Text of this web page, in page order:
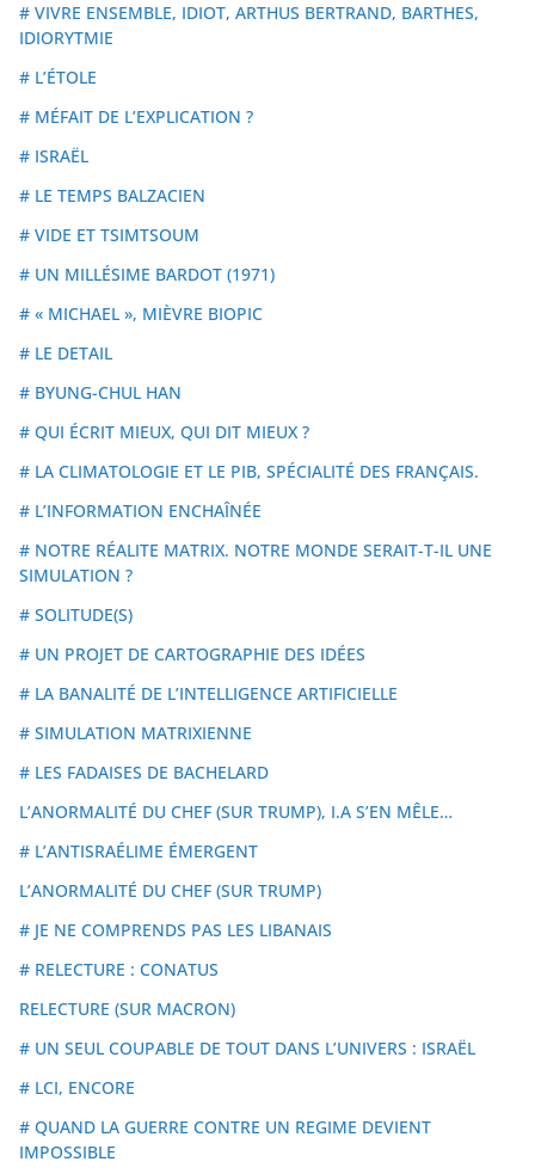
# VIVRE ENSEMBLE, IDIOT, ARTHUS BERTRAND, BARTHES,
IDIORYTMIE
# L’ÉTOLE
# MÉFAIT DE L’EXPLICATION ?
# ISRAËL
# LE TEMPS BALZACIEN
# VIDE ET TSIMTSOUM
# UN MILLÉSIME BARDOT (1971)
# « MICHAEL », MIÈVRE BIOPIC
# LE DETAIL
# BYUNG-CHUL HAN
# QUI ÉCRIT MIEUX, QUI DIT MIEUX ?
# LA CLIMATOLOGIE ET LE PIB, SPÉCIALITÉ DES FRANÇAIS.
# L’INFORMATION ENCHAÎNÉE
# NOTRE RÉALITE MATRIX. NOTRE MONDE SERAIT-T-IL UNE
SIMULATION ?
# SOLITUDE(S)
# UN PROJET DE CARTOGRAPHIE DES IDÉES
# LA BANALITÉ DE L’INTELLIGENCE ARTIFICIELLE
# SIMULATION MATRIXIENNE
# LES FADAISES DE BACHELARD
L’ANORMALITÉ DU CHEF (SUR TRUMP), I.A S’EN MÊLE…
# L’ANTISRAÉLIME ÉMERGENT
L’ANORMALITÉ DU CHEF (SUR TRUMP)
# JE NE COMPRENDS PAS LES LIBANAIS
# RELECTURE : CONATUS
RELECTURE (SUR MACRON)
# UN SEUL COUPABLE DE TOUT DANS L’UNIVERS : ISRAËL
# LCI, ENCORE
# QUAND LA GUERRE CONTRE UN REGIME DEVIENT
IMPOSSIBLE